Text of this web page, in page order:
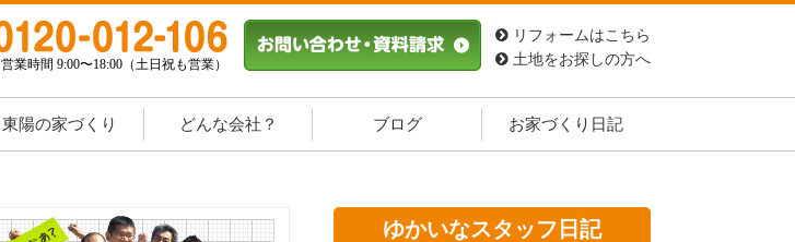
営業時間 9:00〜18:00（土日祝も営業）
リフォームはこちら
土地をお探しの方へ
東陽の家づくり どんな会社？ ブログ お家づくり日記
ゆかいなスタッフ日記